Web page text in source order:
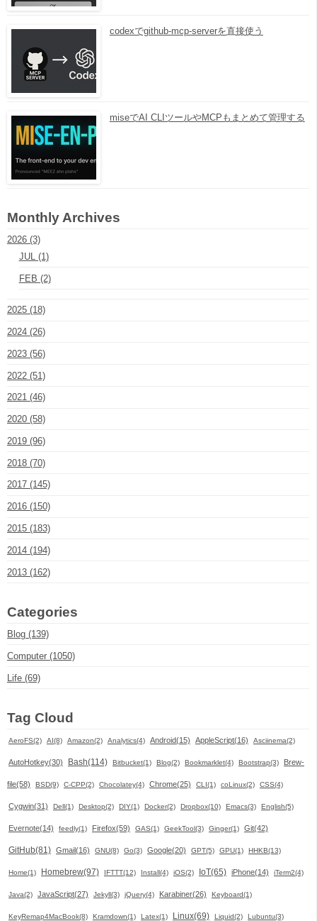
codexでgithub-mcp-serverを直接使う
miseでAI CLIツールやMCPもまとめて管理する
Monthly Archives
2026 (3)
JUL (1)
FEB (2)
2025 (18)
2024 (26)
2023 (56)
2022 (51)
2021 (46)
2020 (58)
2019 (96)
2018 (70)
2017 (145)
2016 (150)
2015 (183)
2014 (194)
2013 (162)
Categories
Blog (139)
Computer (1050)
Life (69)
Tag Cloud
AeroFS(2) AI(8) Amazon(2) Analytics(4) Android(15) AppleScript(16) Asciinema(2)
AutoHotkey(30) Bash(114) Bitbucket(1) Blog(2) Bookmarklet(4) Bootstrap(3) Brew-
file(58) BSD(9) C-CPP(2) Chocolatey(4) Chrome(25) CLI(1) coLinux(2) CSS(4)
Cygwin(31) Dell(1) Desktop(2) DIY(1) Docker(2) Dropbox(10) Emacs(3) English(5)
Evernote(14) feedly(1) Firefox(59) GAS(1) GeekTool(3) Ginger(1) Git(42)
GitHub(81) Gmail(16) GNU(8) Go(3) Google(20) GPT(5) GPU(1) HHKB(13)
Home(1) Homebrew(97) IFTTT(12) Install(4) iOS(2) IoT(65) iPhone(14) iTerm2(4)
Java(2) JavaScript(27) Jekyll(3) jQuery(4) Karabiner(26) Keyboard(1)
KeyRemap4MacBook(8) Kramdown(1) Latex(1) Linux(69) Liquid(2) Lubuntu(3)